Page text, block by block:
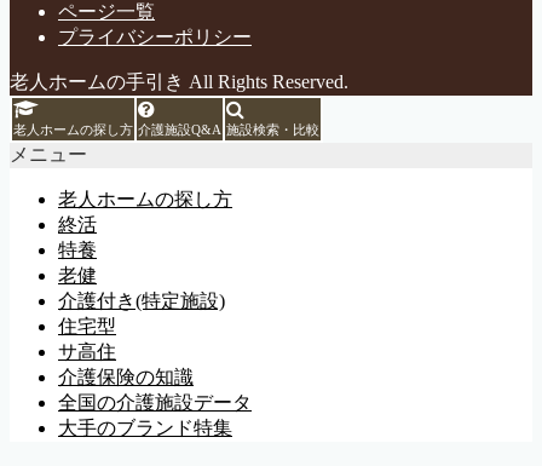
ページ一覧
プライバシーポリシー
老人ホームの手引き All Rights Reserved.
老人ホームの探し方 介護施設Q&A 施設検索・比較
メニュー
老人ホームの探し方
終活
特養
老健
介護付き(特定施設)
住宅型
サ高住
介護保険の知識
全国の介護施設データ
大手のブランド特集